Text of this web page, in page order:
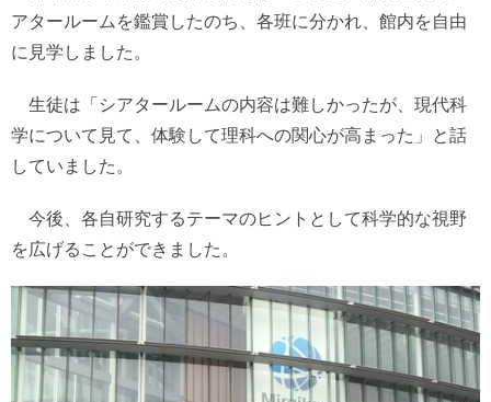
アタールームを鑑賞したのち、各班に分かれ、館内を自由
に見学しました。
生徒は「シアタールームの内容は難しかったが、現代科
学について見て、体験して理科への関心が高まった」と話
していました。
今後、各自研究するテーマのヒントとして科学的な視野
を広げることができました。